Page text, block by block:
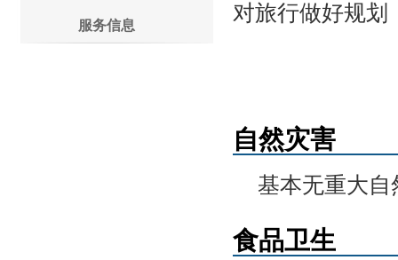
服务信息
对旅行做好规划
自然灾害
基本无重大
食品卫生